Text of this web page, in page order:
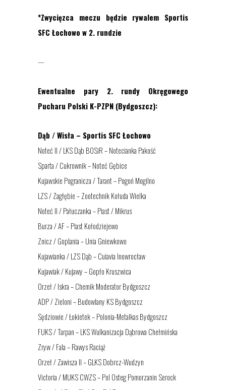
*Zwycięzca meczu będzie rywalem Sportis
SFC Łochowo w 2. rundzie
---
Ewentualne pary 2. rundy Okręgowego
Pucharu Polski K-PZPN (Bydgoszcz):
Dąb / Wisła – Sportis SFC Łochowo
Noteć II / LKS Dąb BOSiR – Notecianka Pakość
Sparta / Cukrownik – Noteć Gębice
Kujawskie Pogranicza / Tarant – Pogoń Mogilno
LZS / Zagłębie – Zootechnik Kołuda Wielka
Noteć II / Pałuczanka – Piast / Mikrus
Burza / AF – Piast Kołodziejewo
Znicz / Goplania – Unia Gniewkowo
Kujawianka / LZS Dąb – Cuiavia Inowrocław
Kujawiak / Kujawy – Gopło Kruszwica
Orzeł / Iskra – Chemik Moderator Bydgoszcz
ADP / Zieloni – Budowlany KS Bydgoszcz
Sędziowie / Łokietek – Polonia-Metalkas Bydgoszcz
FUKS / Tarpan – LKS Wulkanizacja Dąbrowa Chełmińska
Zryw / Fala – Rawys Raciąż
Orzeł / Zawisza II – GLKS Dobrcz-Wudzyn
Victoria / MUKS CWZS – Pol Osteg Pomorzanin Serock